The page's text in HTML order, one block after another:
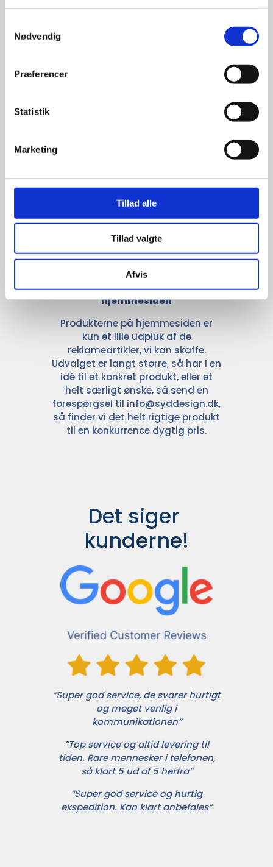
Nødvendig
Præferencer
Statistik
Marketing
Tillad alle
Tillad valgte
Afvis
leveringssikkerhed samarbejder vi
anerkendte leverandører inden for
Kun et lille udvalg vises på
hjemmesiden
Produkterne på hjemmesiden er
kun et lille udpluk af de
reklameartikler, vi kan skaffe.
Udvalget er langt større, så har I en
idé til et konkret produkt, eller et
helt særligt ønske, så send en
forespørgsel til info@syddesign.dk,
så finder vi det helt rigtige produkt
til en konkurrence dygtig pris.
Det siger
kunderne!
”Super god service, de svarer hurtigt
og meget venlig i
kommunikationen”
”Top service og altid levering til
tiden. Rare mennesker i telefonen,
så klart 5 ud af 5 herfra”
”Super god service og hurtig
ekspedition. Kan klart anbefales”